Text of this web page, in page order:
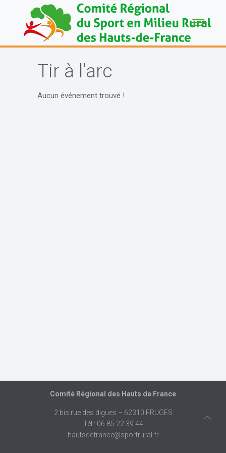
Tir à l'arc
Aucun événement trouvé !
Comité Régional des Hauts de France
2 bis rue des digues – 62310 FRUGES
Tél : 06 85 22 39 44
hautsdefrance@sportrural.fr